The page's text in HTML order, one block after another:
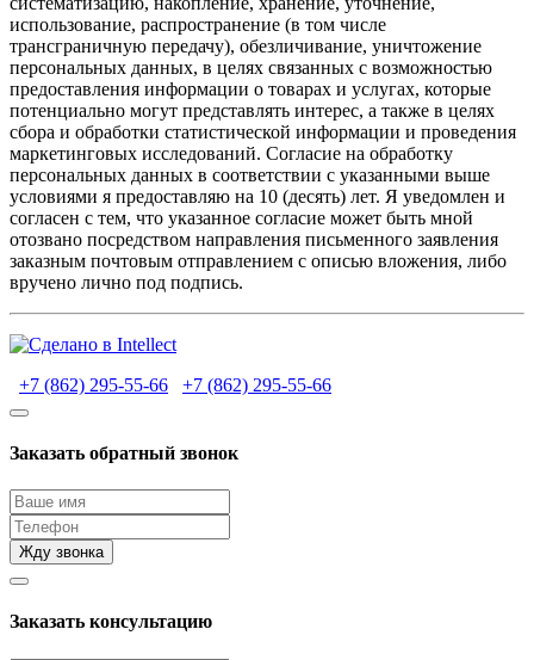
использование, распространение (в том числе
трансграничную передачу), обезличивание, уничтожение
персональных данных, в целях связанных с возможностью
предоставления информации о товарах и услугах, которые
потенциально могут представлять интерес, а также в целях
сбора и обработки статистической информации и проведения
маркетинговых исследований. Согласие на обработку
персональных данных в соответствии с указанными выше
условиями я предоставляю на 10 (десять) лет. Я уведомлен и
согласен с тем, что указанное согласие может быть мной
отозвано посредством направления письменного заявления
заказным почтовым отправлением с описью вложения, либо
вручено лично под подпись.
+7 (862) 295-55-66 +7 (862) 295-55-66
Заказать обратный звонок
Жду звонка
Заказать консультацию